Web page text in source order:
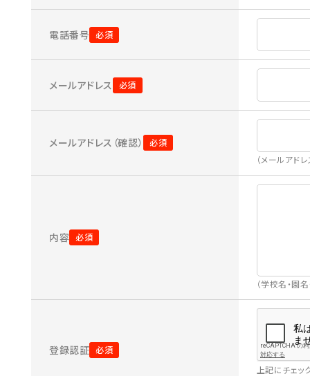
電話番号
メールアドレス
メールアドレス（確認）
（メールアド
内容
（学校名・園
登録認証
上記にチェッ